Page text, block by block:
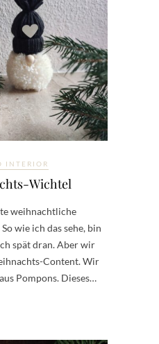
INTERIOR
Wichtel
weihnachtliche
wie ich das sehe, bin
spät dran. Aber wir
Content. Wir
Pompons. Dieses…